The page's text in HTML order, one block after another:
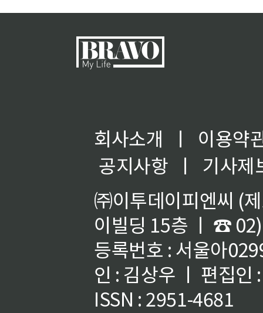
회사소개 ㅣ
이용약
공지사항
ㅣ
기사제
㈜이투데이피엔씨 (
이빌딩 15층 ㅣ ☎
등록번호 : 서울아
인 : 김상우 ㅣ 편집인
ISSN : 2951-4681